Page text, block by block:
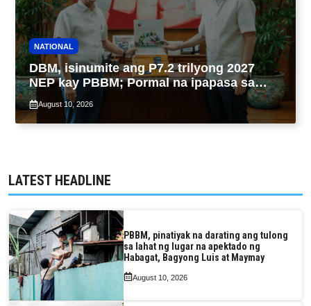
NATIONAL
DBM, isinumite ang P7.2 trilyong 2027
NEP kay PBBM; Pormal na ipapasa sa
Kongreso bukas
August 10, 2026
LATEST HEADLINE
PBBM, pinatiyak na darating ang tulong
sa lahat ng lugar na apektado ng
Habagat, Bagyong Luis at Maymay
August 10, 2026